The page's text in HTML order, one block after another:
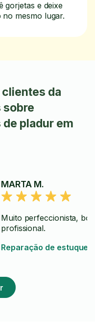
gorjetas e deixe
mesmo lugar.
da
pladur em
MARTA M.
Muito perfeccionista,
profissional.
Reparação de estuque